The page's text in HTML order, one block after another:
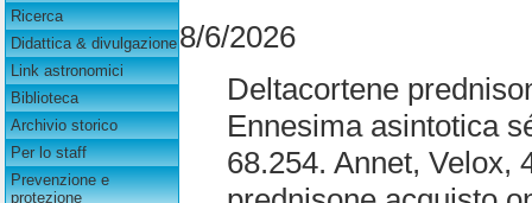
Ricerca
Didattica & divulgazione
Link astronomici
Biblioteca
Archivio storico
Per lo staff
Prevenzione e
protezione
8/6/2026
Deltacortene
Ennesima asintotica
68.254. Annet, Velox,